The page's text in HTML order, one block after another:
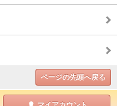
ページの先頭へ戻る